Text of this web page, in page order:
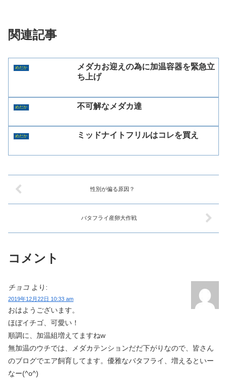
関連記事
めだか
メダカお迎えの為に加温容器を緊急立
ち上げ
めだか 不可解なメダカ達
めだか ミッドナイトフリルはコレを買え
性別が偏る原因？
バタフライ産卵大作戦
コメント
チョコ より:
2019年12月22日 10:33 am
おはようございます。
ほぼイチゴ、可愛い！
順調に、加温組増えてますねw
無加温のウチでは、メダカテンションだだ下がりなので、皆さん
のブログでエア飼育してます。優雅なバタフライ、増えるといー
なー(^o^)